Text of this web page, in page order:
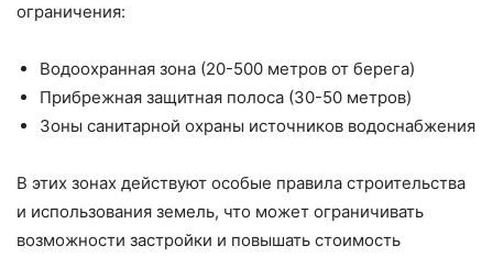
ограничения:
Водоохранная зона (20-500 метров от берега)
Прибрежная защитная полоса (30-50 метров)
Зоны санитарной охраны источников водоснабжения
В этих зонах действуют особые правила строительства
и использования земель, что может ограничивать
возможности застройки и повышать стоимость